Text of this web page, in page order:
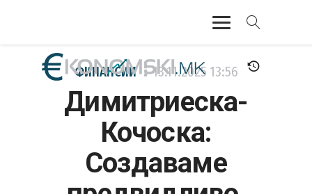
АКТУЕЛНО
ЕКОНОМИЈА
ФИНАНСИИ
БАНКАРСТВО
ФИНАНСИИ 13.11.2025 13:56
Димитриеска-
Кочоска:
Создаваме